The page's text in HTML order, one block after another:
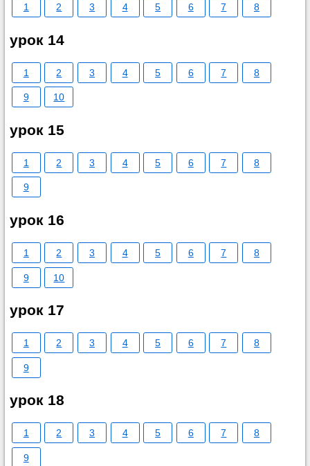
1 2 3 4 5 6 7 8
урок 14
1 2 3 4 5 6 7 8
9 10
урок 15
1 2 3 4 5 6 7 8
9
урок 16
1 2 3 4 5 6 7 8
9 10
урок 17
1 2 3 4 5 6 7 8
9
урок 18
1 2 3 4 5 6 7 8
9